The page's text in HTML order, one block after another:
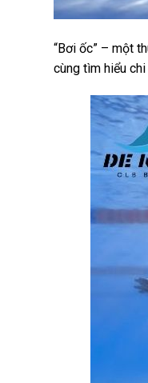
“Bơi ốc” – một
cùng tìm hiểu